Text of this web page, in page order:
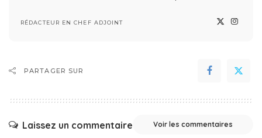
RÉDACTEUR EN CHEF ADJOINT
PARTAGER SUR
Laissez un commentaire Voir les commentaires